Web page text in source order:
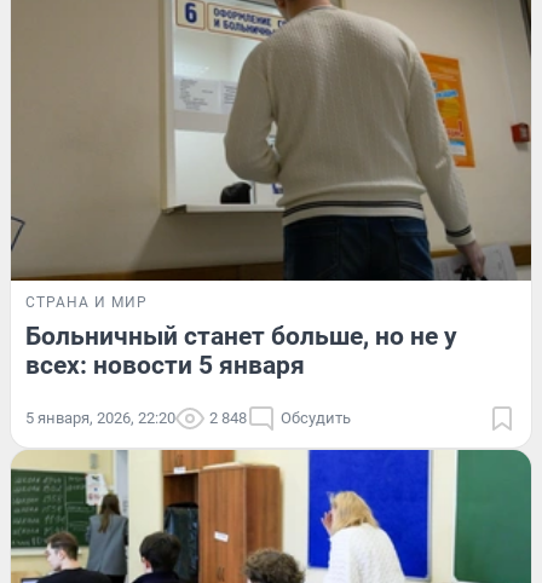
СТРАНА И МИР
Больничный станет больше, но не у
всех: новости 5 января
5 января, 2026, 22:20 2 848 Обсудить